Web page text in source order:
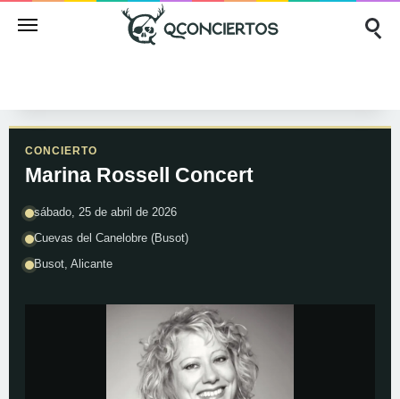
CONCIERTO
Marina Rossell Concert
sábado, 25 de abril de 2026
Cuevas del Canelobre (Busot)
Busot, Alicante